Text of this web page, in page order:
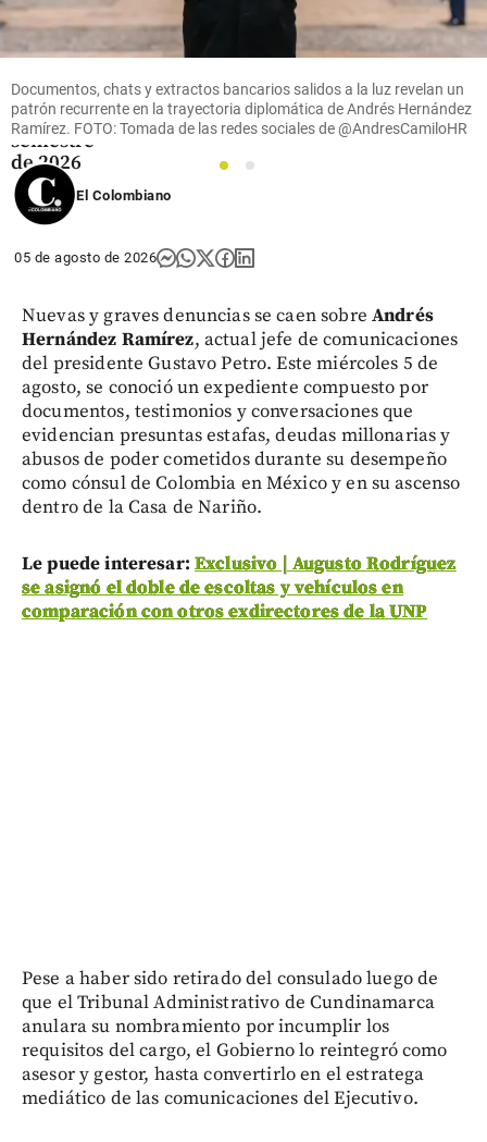
Mineros
logra
ingresos y
récord en
el primer
semestre
de 2026
share
Documentos, chats y extractos bancarios salidos a la luz revelan un
patrón recurrente en la trayectoria diplomática de Andrés Hernández
Ramírez. FOTO: Tomada de las redes sociales de @AndresCamiloHR
1
2
El Colombiano
05 de agosto de 2026
Nuevas y graves denuncias se caen sobre Andrés
Hernández Ramírez, actual jefe de comunicaciones
del presidente Gustavo Petro. Este miércoles 5 de
agosto, se conoció un expediente compuesto por
documentos, testimonios y conversaciones que
evidencian presuntas estafas, deudas millonarias y
abusos de poder cometidos durante su desempeño
como cónsul de Colombia en México y en su ascenso
dentro de la Casa de Nariño.
Le puede interesar: Exclusivo | Augusto Rodríguez
se asignó el doble de escoltas y vehículos en
comparación con otros exdirectores de la UNP
Pese a haber sido retirado del consulado luego de
que el Tribunal Administrativo de Cundinamarca
anulara su nombramiento por incumplir los
requisitos del cargo, el Gobierno lo reintegró como
asesor y gestor, hasta convertirlo en el estratega
mediático de las comunicaciones del Ejecutivo.